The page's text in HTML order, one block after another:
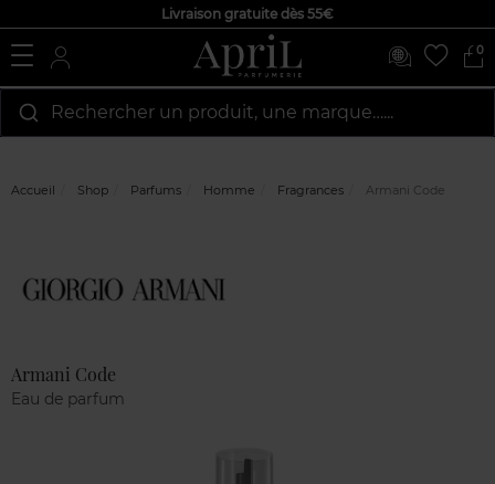
Livraison gratuite dès 55€
0
Rechercher un produit, une marque…...
Accueil Shop Parfums Homme Fragrances Armani Code
Armani Code
Eau de parfum